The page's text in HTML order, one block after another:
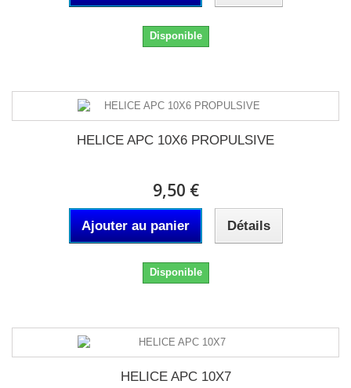
Disponible
HELICE APC 10X6 PROPULSIVE
9,50 €
Ajouter au panier Détails
Disponible
HELICE APC 10X7